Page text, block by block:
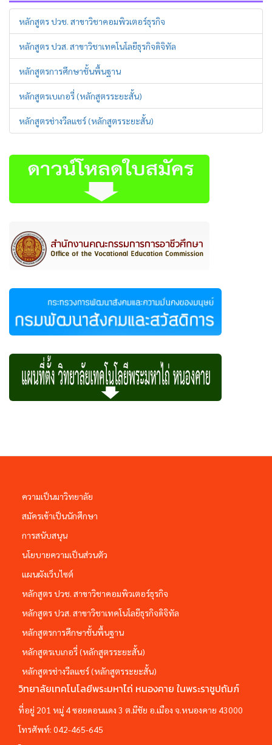
หลักสูตร ปวช. สาขาวิชาคอมพิวเตอร์ธุรกิจ
หลักสูตร ปวส. สาขาวิชาเทคโนโลยีธุรกิจดิจิทัล
หลักสูตรการศึกษาชั้นพื้นฐาน
หลักสูตรเบเกอรี่ (หลักสูตรระยะสั้น)
หลักสูตรช่างวีลแชร์ (หลักสูตรระยะสั้น)
ความเป็นมาวิทยาลัย
สมัครเข้าเป็นนักศึกษา
การสนับสนุน
นโยบายความเป็นส่วนตัว
แผนผังเว็บไซต์
หลักสูตร ปวช. สาขาวิชาคอมพิวเตอร์ธุรกิจ
หลักสูตร ปวส. สาขาวิชาเทคโนโลยีธุรกิจดิจิทัล
หลักสูตรการศึกษาชั้นพื้นฐาน
หลักสูตรเบเกอรี่ (หลักสูตรระยะสั้น)
หลักสูตรช่างวีลแชร์ (หลักสูตรระยะสั้น)
วิทยาลัยเทคโนโลยีพระมหาไถ่ หนองคาย ในพระราชูปถัมภ์
ที่อยู่ 201 หมู่ 4 ซอยดอนแดง 3 ต.มีชัย อ.เมือง จ.หนองคาย 43000
โทรศัพท์: 042-465-645